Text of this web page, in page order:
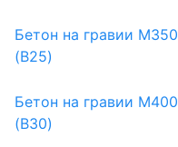
Бетон на гравии М350
(B25)
Бетон на гравии М400
(B30)